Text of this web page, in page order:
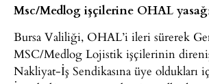
Msc/Medlog işçilerine OHAL
Bursa Valiliği, OHAL’i ileri sürerek
MSC/Medlog Lojistik işçilerinin
Nakliyat-İş Sendikasına üye oldukları